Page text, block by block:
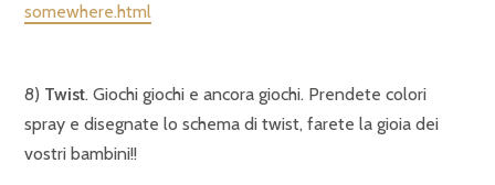
somewhere.html
8) Twist. Giochi giochi e ancora giochi. Prendete colori
spray e disegnate lo schema di twist, farete la gioia dei
vostri bambini!!